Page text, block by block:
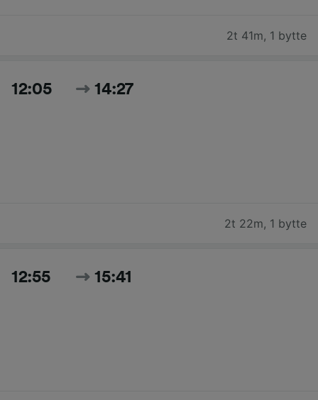
2t 41m, 1 bytte
12:05 14:27
2t 22m, 1 bytte
12:55 15:41